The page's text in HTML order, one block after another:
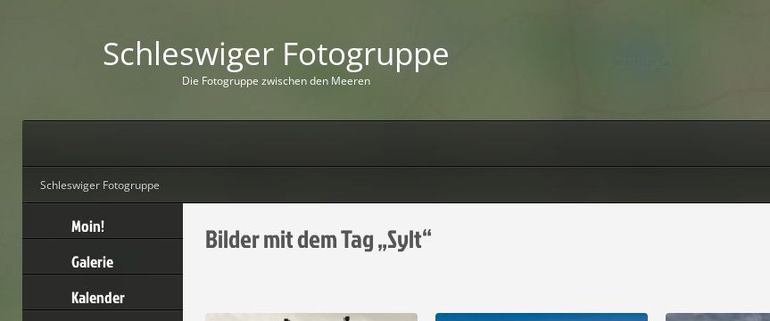
Schleswiger Fotogruppe
Die Fotogruppe zwischenden Meeren
Schleswiger Fotogruppe
Moin!
Galerie
Kalender
Bilder mit dem Tag „Sylt“